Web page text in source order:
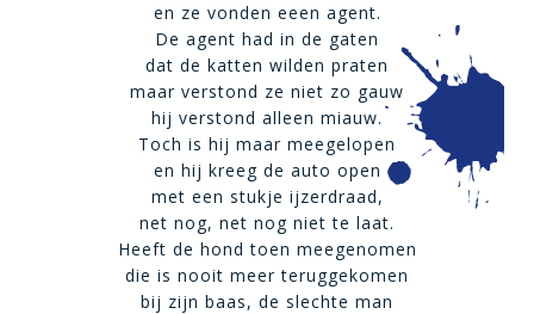
en ze vonden eeen agent.
De agent had in de gaten
dat de katten wilden praten
maar verstond ze niet zo gauw
hij verstond alleen miauw.
Toch is hij maar meegelopen
en hij kreeg de auto open
met een stukje ijzerdraad,
net nog, net nog niet te laat.
Heeft de hond toen meegenomen
die is nooit meer teruggekomen
bij zijn baas, de slechte man